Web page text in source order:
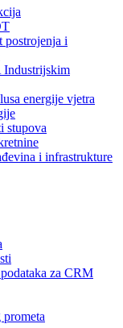
postrojenja i
Industrijskim
energije vjetra
stupova
i infrastrukture
za CRM
prometa